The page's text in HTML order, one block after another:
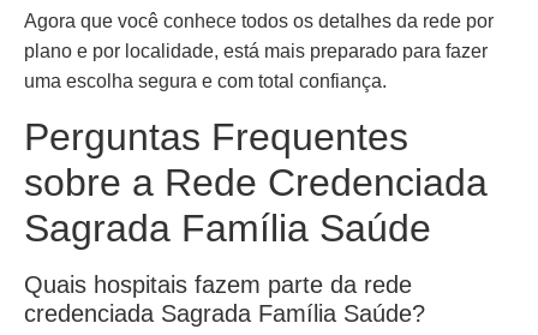
Agora que você conhece todos os detalhes da rede por
plano e por localidade, está mais preparado para fazer
uma escolha segura e com total confiança.
Perguntas Frequentes
sobre a Rede Credenciada
Sagrada Família Saúde
Quais hospitais fazem parte da rede
credenciada Sagrada Família Saúde?